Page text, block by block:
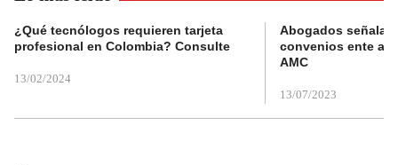
¿Qué tecnólogos requieren tarjeta
profesional en Colombia? Consulte
13/02/2024
Abogados
convenios ente
AMC
13/07/2023